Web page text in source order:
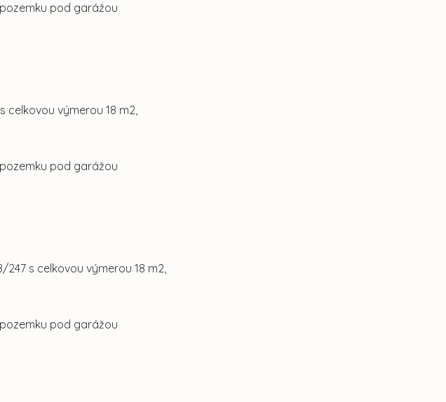
pod garážou
celkovou výmerou 18 m2,
pod garážou
247 s celkovou výmerou 18 m2,
pod garážou